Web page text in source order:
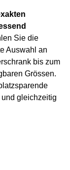
Sie die
Auswahl an
bis zum
Grössen.
gleichzeitig